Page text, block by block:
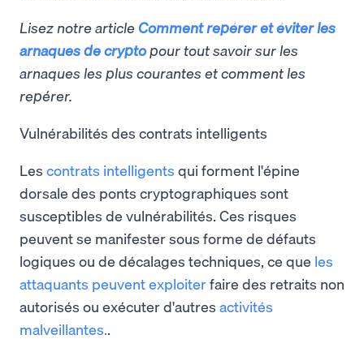
Lisez notre article Comment repérer et éviter les
arnaques de cryptopour tout savoir sur les
arnaques les plus courantes et comment les
repérer.
Vulnérabilités des contrats intelligents
Les contrats intelligents qui forment l'épine
dorsale des ponts cryptographiques sont
susceptibles de vulnérabilités. Ces risques
peuvent se manifester sous forme de défauts
logiques ou de décalages techniques, ce que les
attaquants peuvent exploiterfaire des retraits non
autorisés ou exécuter d'autres activités
malveillantes..